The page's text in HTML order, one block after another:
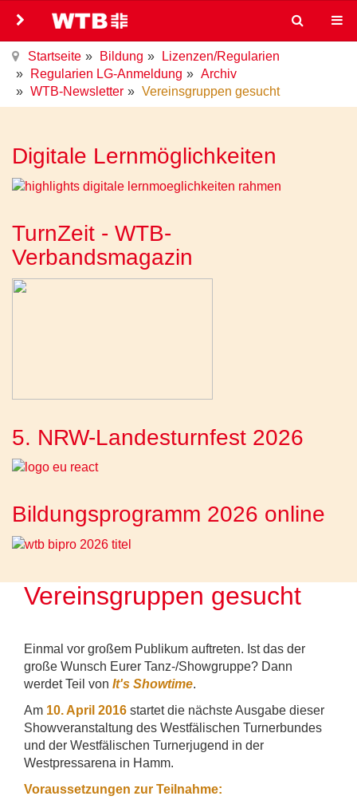
Startseite Bildung
Lizenzen/Regularien
Regularien LG-Anmeldung
Archiv
WTB-Newsletter
Vereinsgruppen gesucht
Digitale Lernmöglichkeiten
TurnZeit - WTB-
Verbandsmagazin
5. NRW-Landesturnfest 2026
Bildungsprogramm 2026 online
Vereinsgruppen gesucht
Einmal vor großem Publikum auftreten. Ist das der
große Wunsch Eurer Tanz-/Showgruppe? Dann
werdet Teil von It's Showtime.
Am 10. April 2016 startet die nächste Ausgabe dieser
Showveranstaltung des Westfälischen Turnerbundes
und der Westfälischen Turnerjugend in der
Westpressarena in Hamm.
Voraussetzungen zur Teilnahme: